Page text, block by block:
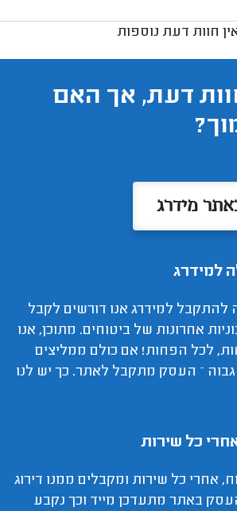
חוות דעת נוספות
15 חוות דעת, אך האם
מידרג
למידרג
להתקבל למידרג אנו דורשים לקבל
10-15 חשבוניות אחרונות של ביטוחים. מתוכן, אנו
עם 5 לקוחות, לכל הפחות! אם כולם ממליצים
גבוה – העסק מתקבל לאתר. כך יש לנו
כל שירות
אחרי כל שירות ומקבלים ממנו דירוג
באתר מתעדכן מייד וכך נקבע